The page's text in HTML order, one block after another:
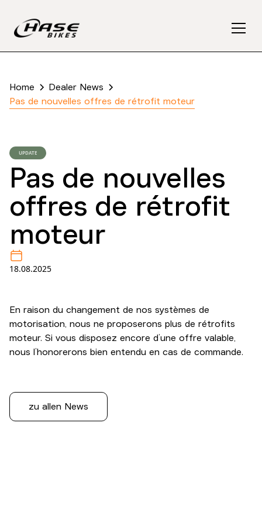
Home
Dealer News
Pas de nouvelles offres de rétrofit moteur
UPDATE
Pas de nouvelles
offres de rétrofit
moteur
18.08.2025
En raison du changement de nos systèmes de
motorisation, nous ne proposerons plus de rétrofits
moteur. Si vous disposez encore d’une offre valable,
nous l’honorerons bien entendu en cas de commande.
zu allen News